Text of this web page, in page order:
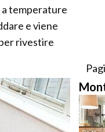
temperature
e viene
rivestire